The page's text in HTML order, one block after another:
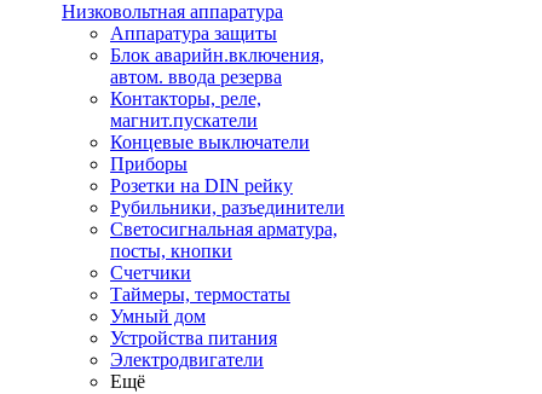
Низковольтная аппаратура
Аппаратура защиты
Блок аварийн.включения,
автом. ввода резерва
Контакторы, реле,
магнит.пускатели
Концевые выключатели
Приборы
Розетки на DIN рейку
Рубильники, разъединители
Светосигнальная арматура,
посты, кнопки
Счетчики
Таймеры, термостаты
Умный дом
Устройства питания
Электродвигатели
Ещё